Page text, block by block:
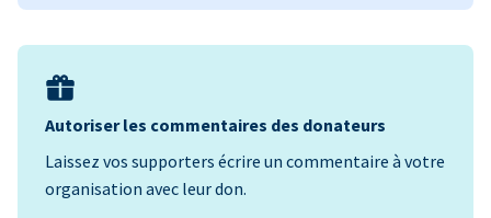
Autoriser les commentaires des donateurs
Laissez vos supporters écrire un commentaire à votre
organisation avec leur don.